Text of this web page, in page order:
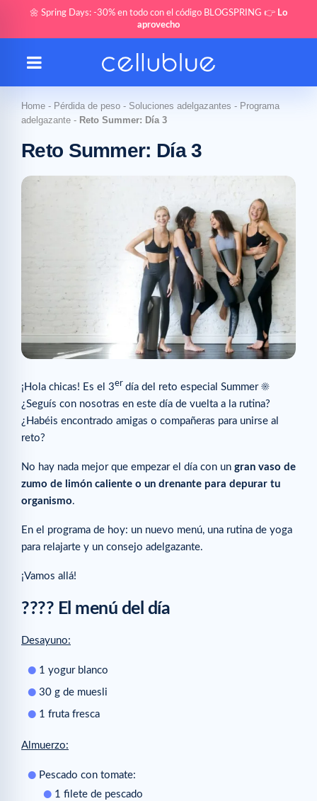
🌼 Spring Days: -30% en todo con el código BLOGSPRING 👉 Lo
aprovecho
Home - Pérdida de peso - Soluciones adelgazantes - Programa
adelgazante - Reto Summer: Día 3
Reto Summer: Día 3
¡Hola chicas! Es el 3er día del reto especial Summer ☀
¿Seguís con nosotras en este día de vuelta a la rutina?
¿Habéis encontrado amigas o compañeras para unirse al
reto?
No hay nada mejor que empezar el día con un gran vaso de
zumo de limón caliente o un drenante para depurar tu
organismo.
En el programa de hoy: un nuevo menú, una rutina de yoga
para relajarte y un consejo adelgazante.
¡Vamos allá!
???? El menú del día
Desayuno:
1 yogur blanco
30 g de muesli
1 fruta fresca
Almuerzo:
Pescado con tomate:
1 filete de pescado